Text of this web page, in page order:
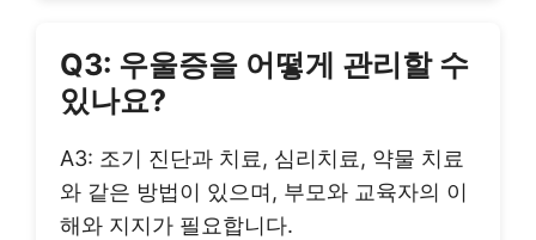
Q3: 우울증을 어떻게 관리할 수
있나요?
A3: 조기 진단과 치료, 심리치료, 약물 치료
와 같은 방법이 있으며, 부모와 교육자의 이
해와 지지가 필요합니다.